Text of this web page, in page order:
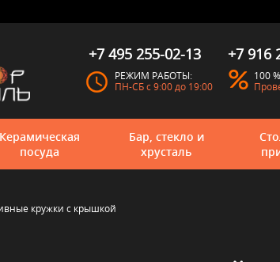
+7 495 255-02-13
РЕЖИМ РАБОТЫ:
ПН-СБ с 9:00 до 19:00
+7 916
100
Керамическая
посуда
Бар, стекло и
хрусталь
кружки с крышкой